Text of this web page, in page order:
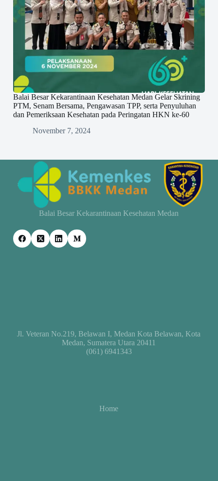
Balai Besar Kekarantinaan Kesehatan Medan Gelar Skrining
PTM, Senam Bersama, Pengawasan TPP, serta Penyuluhan
dan Pemeriksaan Kesehatan pada Peringatan HKN ke-60
November 7, 2024
Balai Besar Kekarantinaan Kesehatan Medan
Jl. Veteran No.219, Belawan I, Medan Kota Belawan, Kota
Medan, Sumatera Utara 20411
(061) 6941343
Home